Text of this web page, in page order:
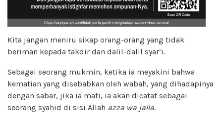
Kita jangan meniru sikap orang-orang yang tidak
beriman kepada takdir dan dalil-dalil syar’i.
Sebagai seorang mukmin, ketika ia meyakini bahwa
kematian yang disebabkan oleh wabah, yang dihadapinya
dengan sabar, jika ia mati, ia akan dicatat sebagai
seorang syahid di sisi Allah azza wa jalla.